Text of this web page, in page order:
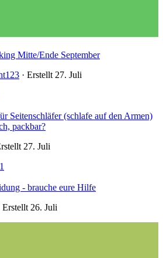
Mitte/Ende September
· Erstellt 27. Juli
Seitenschläfer (schlafe auf den Armen)
packbar?
27. Juli
- brauche eure Hilfe
Erstellt 26. Juli